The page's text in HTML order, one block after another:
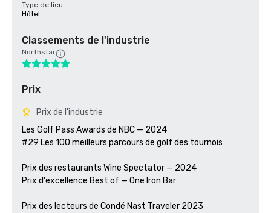
Type de lieu
Hôtel
Classements de l'industrie
Northstar
Prix
Prix de l'industrie
Les Golf Pass Awards de NBC — 2024
#29 Les 100 meilleurs parcours de golf des tournois
Prix des restaurants Wine Spectator — 2024
Prix d'excellence Best of — One Iron Bar
Prix des lecteurs de Condé Nast Traveler 2023